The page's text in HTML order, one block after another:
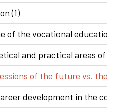
(1)
of the vocational
and practical areas of
of the future vs. the
development in the